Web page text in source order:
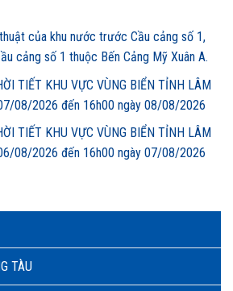
TÀU
của khu nước trước Cầu cảng số 1,
cảng số 1 thuộc Bến Cảng Mỹ Xuân A.
TIẾT KHU VỰC VÙNG BIỂN TỈNH LÂM
08/2026 đến 16h00 ngày 08/08/2026
TIẾT KHU VỰC VÙNG BIỂN TỈNH LÂM
08/2026 đến 16h00 ngày 07/08/2026